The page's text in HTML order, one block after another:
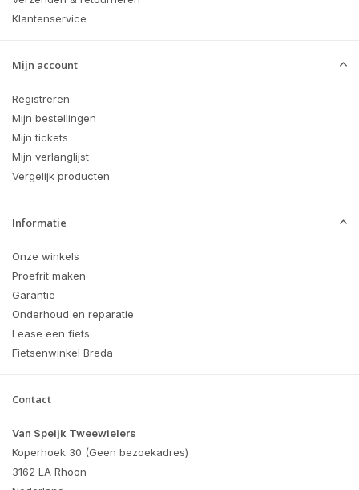
Klantenservice
Mijn account
Registreren
Mijn bestellingen
Mijn tickets
Mijn verlanglijst
Vergelijk producten
Informatie
Onze winkels
Proefrit maken
Garantie
Onderhoud en reparatie
Lease een fiets
Fietsenwinkel Breda
Contact
Van Speijk Tweewielers
Koperhoek 30 (Geen bezoekadres)
3162 LA Rhoon